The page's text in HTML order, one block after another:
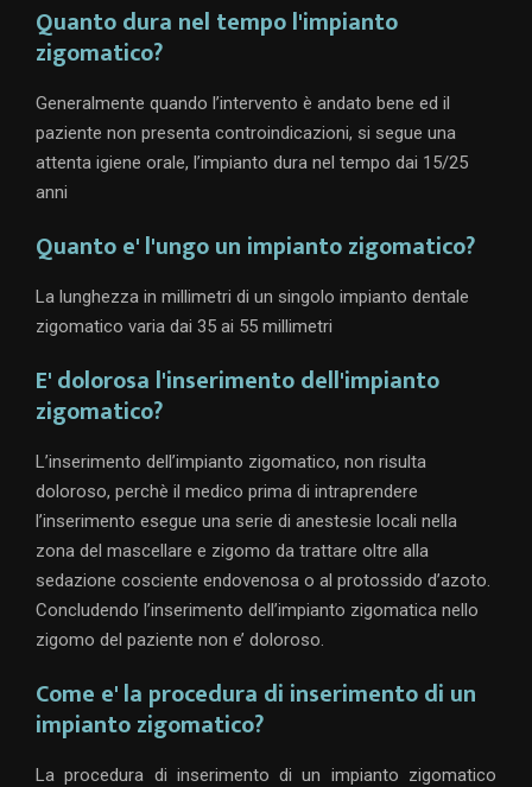
Quanto dura nel tempo l'impianto
zigomatico?
Generalmente quando l’intervento è andato bene ed il
paziente non presenta controindicazioni, si segue una
attenta igiene orale, l’impianto dura nel tempo dai 15/25
anni
Quanto e' l'ungo un impianto zigomatico?
La lunghezza in millimetri di un singolo impianto dentale
zigomatico varia dai 35 ai 55 millimetri
E' dolorosa l'inserimento dell'impianto
zigomatico?
L’inserimento dell’impianto zigomatico, non risulta
doloroso, perchè il medico prima di intraprendere
l’inserimento esegue una serie di anestesie locali nella
zona del mascellare e zigomo da trattare oltre alla
sedazione cosciente endovenosa o al protossido d’azoto.
Concludendo l’inserimento dell’impianto zigomatica nello
zigomo del paziente non e’ doloroso.
Come e' la procedura di inserimento di un
impianto zigomatico?
La procedura di inserimento di un impianto zigomatico